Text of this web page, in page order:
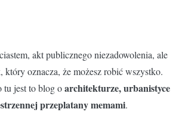
akt publicznego niezadowolenia, ale
który oznacza, że możesz robić wszystko.
tu jest to blog oarchitekturze, urbanistyce
przeplatany memami.